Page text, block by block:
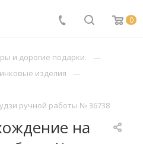
0
и дорогие подарки.
изделия
ручной работы № 36738
на